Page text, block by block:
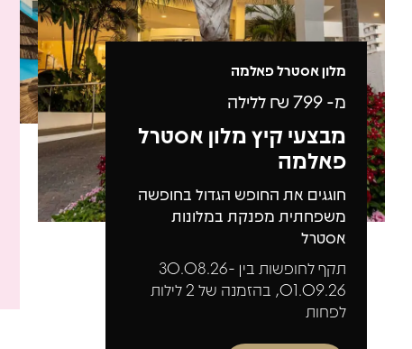
מלון אסטרל פאלמה
מ-799₪ ללילה
מבצעי קיץ מלון אסטרל
פאלמה
חוגגים את החופש הגדול בחופשה
משפחתית מפנקת במלונות
אסטרל
תקף לחופשות בין 30.08.26-
01.09.26, בהזמנה של 2 לילות
לפחות